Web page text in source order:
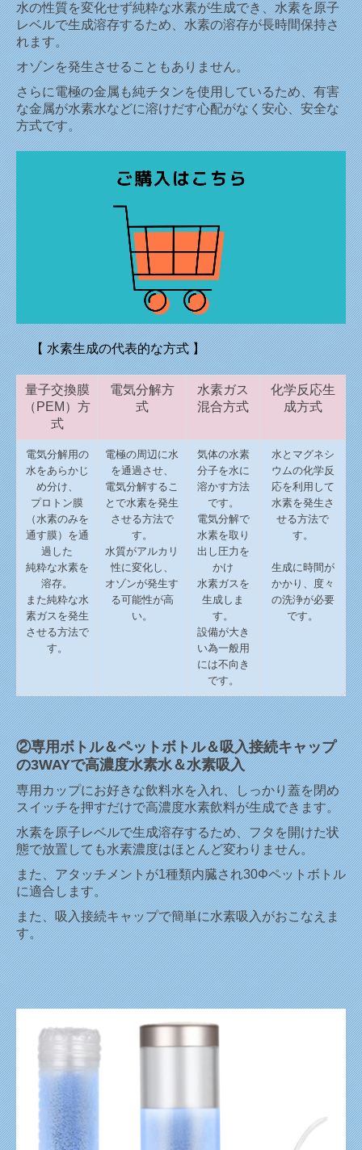
水の性質を変化せず純粋な水素が生成でき、水素を原子
レベルで生成溶存するため、水素の溶存が長時間保持さ
れます。
オゾンを発生させることもありません。
さらに電極の金属も純チタンを使用しているため、有害
な金属が水素水などに溶けだす心配がなく安心、安全な
方式です。
【 水素生成の代表的な方式 】
量子交換膜
（PEM）方
式
電気分解方
式
水素ガス
混合方式
化学反応生
成方式
電気分解用の
水をあらかじ
め分け、
プロトン膜
（水素のみを
通す膜）を通
過した
純粋な水素を
溶存。
また純粋な水
素ガスを発生
させる方法で
す。
電極の周辺に水
を通過させ、
電気分解するこ
とで水素を発生
させる方法で
す。
水質がアルカリ
性に変化し、
オゾンが発生す
る可能性が高
い。
気体の水素
分子を水に
溶かす方法
です。
電気分解で
水素を取り
出し圧力を
かけ
水素ガスを
生成しま
す。
設備が大き
い為一般用
には不向き
です。
水とマグネシ
ウムの化学反
応を利用して
水素を発生さ
せる方法で
す。
生成に時間が
かかり、度々
の洗浄が必要
です。
②専用ボトル＆ペットボトル＆吸入接続キャップ
の3WAYで高濃度水素水＆水素吸入
専用カップにお好きな飲料水を入れ、しっかり蓋を閉め
スイッチを押すだけで高濃度水素飲料が生成できます。
水素を原子レベルで生成溶存するため、フタを開けた状
態で放置しても水素濃度はほとんど変わりません。
また、アタッチメントが1種類内臓され30Φペットボトル
に適合します。
また、吸入接続キャップで簡単に水素吸入がおこなえま
す。